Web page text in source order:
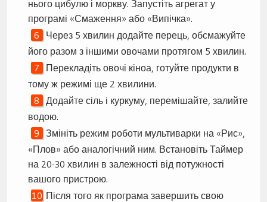
нього цибулю і моркву. Запустіть агрегат у
програмі «Смаження» або «Випічка».
Через 5 хвилин додайте перець, обсмажуйте
його разом з іншими овочами протягом 5 хвилин.
Перекладіть овочі кіноа, готуйте продукти в
тому ж режимі ще 2 хвилини.
Додайте сіль і куркуму, перемішайте, залийте
водою.
Змініть режим роботи мультиварки на «Рис»,
«Плов» або аналогічний ним. Встановіть Таймер
на 20-30 хвилин в залежності від потужності
вашого пристрою.
Після того як програма завершить свою